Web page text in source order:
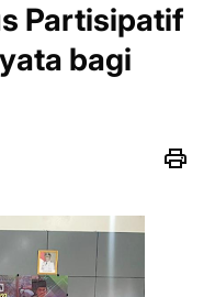
Partisipatif
bagi